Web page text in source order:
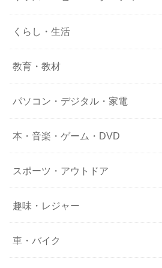
くらし・生活
教育・教材
パソコン・デジタル・家電
本・音楽・ゲーム・DVD
スポーツ・アウトドア
趣味・レジャー
車・バイク